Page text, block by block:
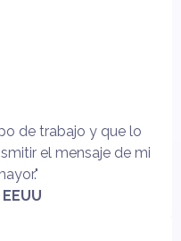
de trabajo y que lo
el mensaje de mi